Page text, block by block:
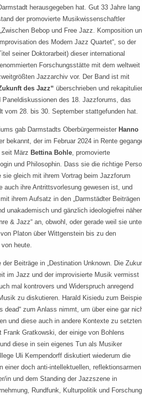
herausgegeben hat. Gut 33 Jahre lang
der promovierte Musikwissenschaftler
Bebop und Free Jazz. Komposition
Improvisation des Modern Jazz Quartet“, so der
seiner Doktorarbeit) dieser international
Forschungsstätte mit dem weltweit
Jazzarchiv vor. Der Band ist mit
des Jazz“ überschrieben und
des 18. Jazzforums, das
vom 28. bis 30. September stattgefunden hat.
gab Darmstadts Oberbürgermeister Hanno
bekannt, der im Februar 2024 in Rente
März Bettina Bohle, promovierte
und Philosophin. Dass sie die richtige
gleich mit ihrem Vortrag beim Jazzforum
auch ihre Antrittsvorlesung gewesen ist, und
ihrem Aufsatz in den „Darmstädter Beiträgen
unakademisch und gänzlich ideologiefrei
& Jazz“ an, obwohl, oder gerade weil sie
Platon über Wittgenstein bis zu den
heute.
Beiträge in „Destination Unknown. Die
im Jazz und der improvisierte Musik vermisst
mal kontrovers und Widerspruch anregend
zu diskutieren. Harald Kisiedu zum
dead“ zum Anlass nimmt, um über eine gar
und diese auch in andere Kontexte zu
Frank Gratkowski, der einige von Bohlens
diese in sein eigenes Tun als Musiker
Uli Kempendorff diskutiert wiederum die
einer doch anti-intellektuellen, reflektionsarmen
in und dem Standing der Jazzszene in
Rundfunk, Kulturpolitik und